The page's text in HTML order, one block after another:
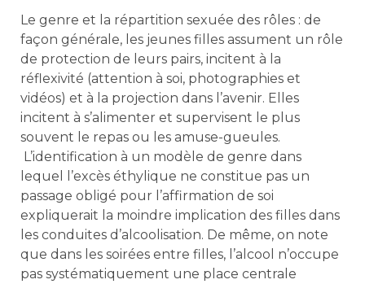
Le genre et la répartition sexuée des rôles : de
façon générale, les jeunes filles assument un rôle
de protection de leurs pairs, incitent à la
réflexivité (attention à soi, photographies et
vidéos) et à la projection dans l’avenir. Elles
incitent à s’alimenter et supervisent le plus
souvent le repas ou les amuse-gueules.
L’identification à un modèle de genre dans
lequel l’excès éthylique ne constitue pas un
passage obligé pour l’affirmation de soi
expliquerait la moindre implication des filles dans
les conduites d’alcoolisation. De même, on note
que dans les soirées entre filles, l’alcool n’occupe
pas systématiquement une place centrale